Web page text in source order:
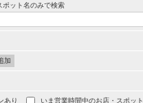
ポット名のみで検索
加
あり いま営業時間中のお店・スポット